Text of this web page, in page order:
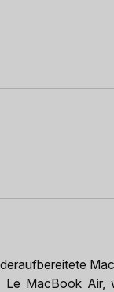
MacBook Air,